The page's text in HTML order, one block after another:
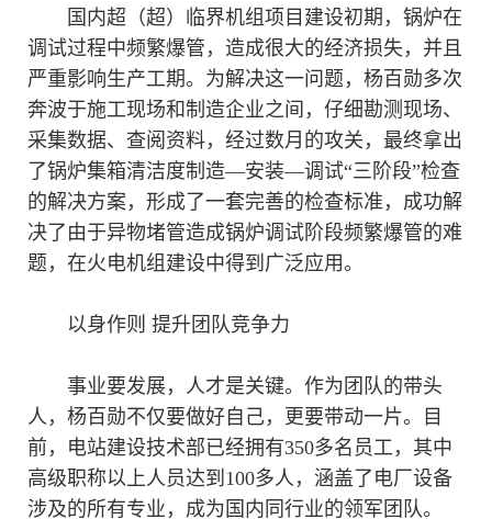
国内超（超）临界机组项目建设初期，锅炉在
调试过程中频繁爆管，造成很大的经济损失，并且
严重影响生产工期。为解决这一问题，杨百勋多次
奔波于施工现场和制造企业之间，仔细勘测现场、
采集数据、查阅资料，经过数月的攻关，最终拿出
了锅炉集箱清洁度制造—安装—调试“三阶段”检查
的解决方案，形成了一套完善的检查标准，成功解
决了由于异物堵管造成锅炉调试阶段频繁爆管的难
题，在火电机组建设中得到广泛应用。
以身作则 提升团队竞争力
事业要发展，人才是关键。作为团队的带头
人，杨百勋不仅要做好自己，更要带动一片。目
前，电站建设技术部已经拥有350多名员工，其中
高级职称以上人员达到100多人，涵盖了电厂设备
涉及的所有专业，成为国内同行业的领军团队。